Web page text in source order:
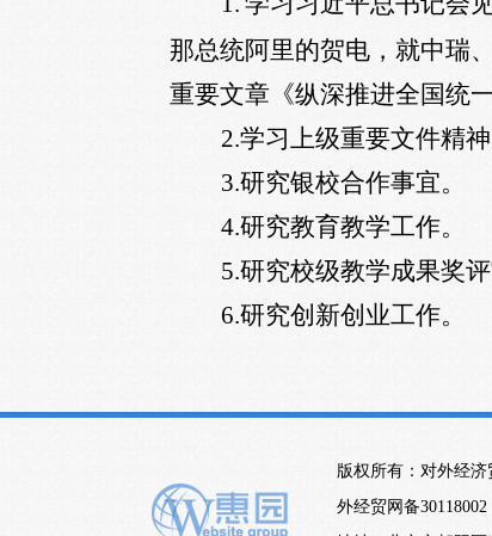
那总统阿里的贺电，就中瑞
重要文章《纵深推进全国统
2.学习上级重要文件精神
3.研究银校合作事宜。
4.研究教育教学工作。
5.研究校级教学成果奖评
6.研究创新创业工作。
版权所有：对外经济
外经贸网备30118002